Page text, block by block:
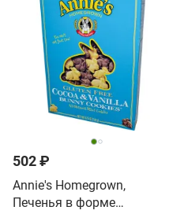
502 ₽
Annie's Homegrown,
Печенья в форме